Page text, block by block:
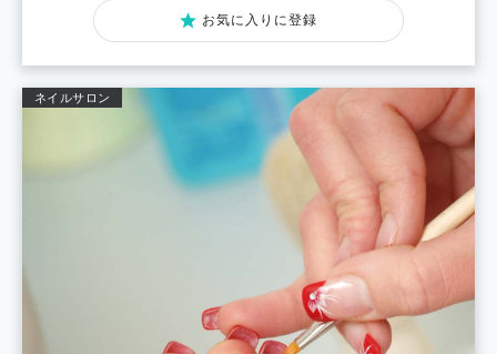
お気に入りに登録
ネイルサロン